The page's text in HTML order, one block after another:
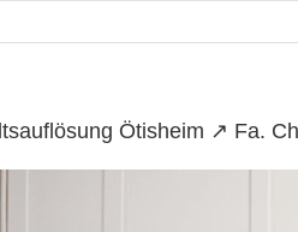
Ötisheim ↗️ Fa.